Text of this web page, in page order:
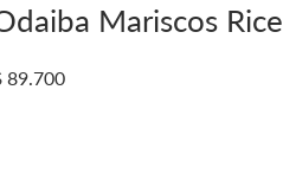
Mariscos Rice
89.700Precio